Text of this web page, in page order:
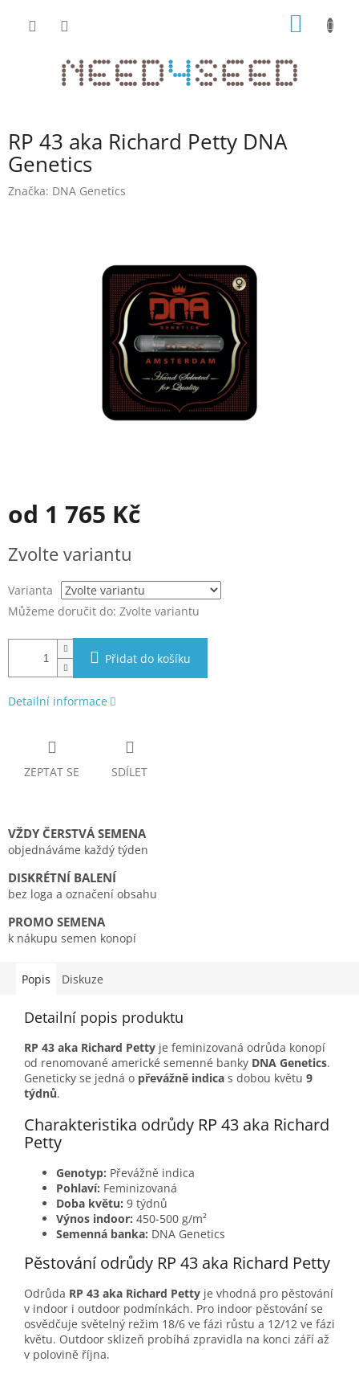
RP 43 aka Richard Petty DNA
Genetics
Značka: DNA Genetics
od 1 765 Kč
cena:
Zvolte variantu
Varianta
Můžeme doručit do: Zvolte variantu
Přidat do košíku
Detailní informace
ZEPTAT SE SDÍLET
VŽDY ČERSTVÁ SEMENA
objednáváme každý týden
DISKRÉTNÍ BALENÍ
bez loga a označení obsahu
PROMO SEMENA
k nákupu semen konopí
Popis Diskuze
Detailní popis produktu
RP 43 aka Richard Petty je feminizovaná odrůda konopí
od renomované americké semenné banky DNA Genetics.
Geneticky se jedná o převážně indica s dobou květu 9
týdnů.
Charakteristika odrůdy RP 43 aka Richard
Petty
Genotyp: Převážně indica
Pohlaví: Feminizovaná
Doba květu: 9 týdnů
Výnos indoor: 450-500 g/m²
Semenná banka: DNA Genetics
Pěstování odrůdy RP 43 aka Richard Petty
Odrůda RP 43 aka Richard Petty je vhodná pro pěstování
v indoor i outdoor podmínkách. Pro indoor pěstování se
osvědčuje světelný režim 18/6 ve fázi růstu a 12/12 ve fázi
květu. Outdoor sklizeň probíhá zpravidla na konci září až
v polovině října.